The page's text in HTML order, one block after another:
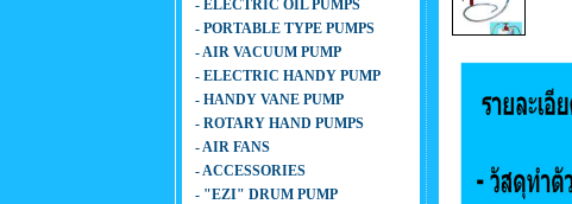
- ELECTRIC OIL PUMPS
- PORTABLE TYPE PUMPS
- AIR VACUUM PUMP
- ELECTRIC HANDY PUMP
- HANDY VANE PUMP
- ROTARY HAND PUMPS
- AIR FANS
- ACCESSORIES
- "EZI" DRUM PUMP